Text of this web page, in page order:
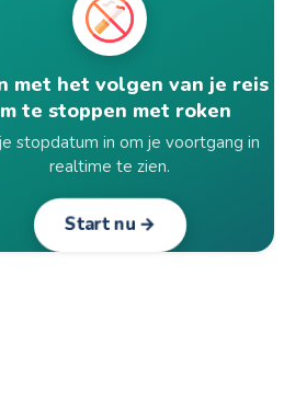
met het volgen van je reis
te stoppen met roken
stopdatum in om je voortgang in
realtime te zien.
Start nu →